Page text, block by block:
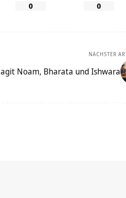
0 0
NÄCHSTER
Noam, Bharata und Ishwara